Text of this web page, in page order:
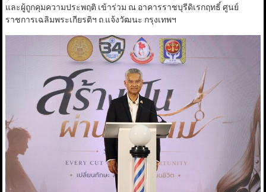
และผู้ถูกคุมความประพฤติ เข้าร่วม ณ อาคารราชบุรีดิเรกฤทธิ์ ศูนย์
ราชการเฉลิมพระเกียรติฯ ถ.แจ้งวัฒนะ กรุงเทพฯ